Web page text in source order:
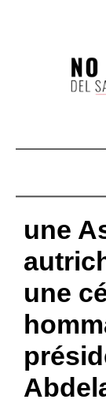
une
une